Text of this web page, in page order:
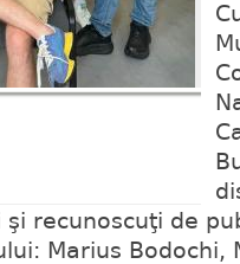
recunoscuţi de
Marius Bodochi,